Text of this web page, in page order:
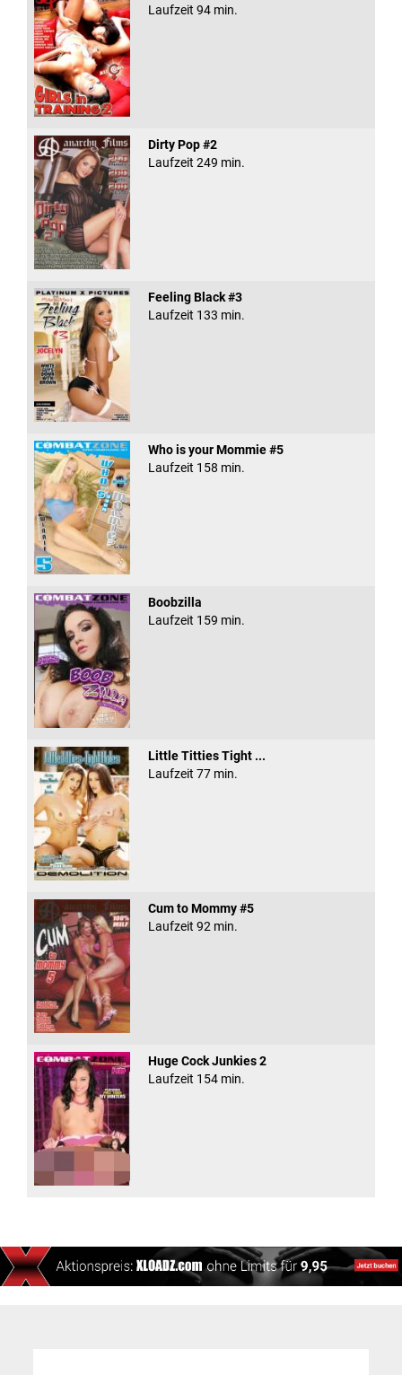
Laufzeit 94 min.
Dirty Pop #2
Laufzeit 249 min.
Feeling Black #3
Laufzeit 133 min.
Who is your Mommie #5
Laufzeit 158 min.
Boobzilla
Laufzeit 159 min.
Little Titties Tight ...
Laufzeit 77 min.
Cum to Mommy #5
Laufzeit 92 min.
Huge Cock Junkies 2
Laufzeit 154 min.